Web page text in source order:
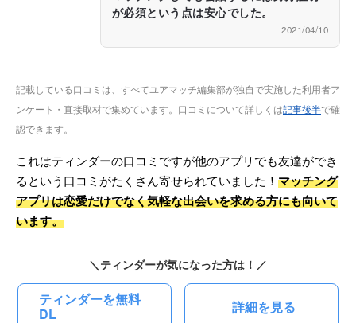
が必須という点は安心でした。
2021/04/10
記載している口コミは、すべてユアマッチ編集部が独自で実施した利用者ア
ンケート・直接取材で集めています。口コミについて詳しくは記事後半で確
認できます。
これはティンダーの口コミですが他のアプリでも友達ができ
るという口コミがたくさん寄せられていました！ マッチング
アプリは恋愛だけでなく気軽な出会いを求める方にも向いて
います。
＼ティンダーが気になった方は！／
ティンダーを無料
DL
詳細を見る